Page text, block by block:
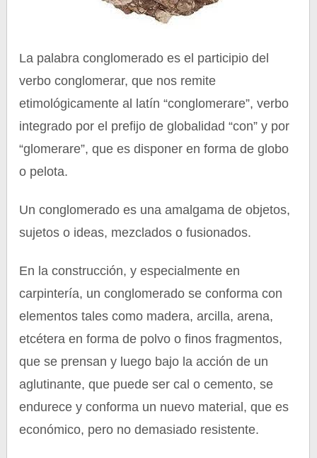
La palabra conglomerado es el participio del
verbo conglomerar, que nos remite
etimológicamente al latín “conglomerare”, verbo
integrado por el prefijo de globalidad “con” y por
“glomerare”, que es disponer en forma de globo
o pelota.
Un conglomerado es una amalgama de objetos,
sujetos o ideas, mezclados o fusionados.
En la construcción, y especialmente en
carpintería, un conglomerado se conforma con
elementos tales como madera, arcilla, arena,
etcétera en forma de polvo o finos fragmentos,
que se prensan y luego bajo la acción de un
aglutinante, que puede ser cal o cemento, se
endurece y conforma un nuevo material, que es
económico, pero no demasiado resistente.